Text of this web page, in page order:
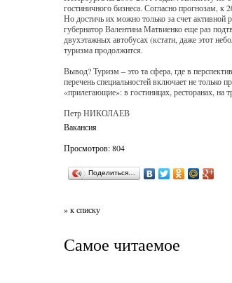
гостиничного бизнеса. Согласно прогнозам,
Но достичь их можно только за счет
губернатор Валентина Матвиенко еще раз
двухэтажных автобусах (кстати, даже этот
туризма продолжится.
Вывод? Туризм – это та сфера, где в
перечень специальностей включает не
«прилегающие»: в гостиницах, ресторанах, на
Петр НИКОЛАЕВ
Вакансия
Просмотров: 804
Поделиться…
» к списку
Самое читаемое